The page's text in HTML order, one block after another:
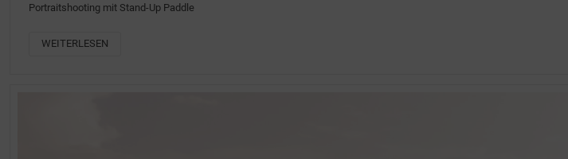
Portraitshooting mit Stand-Up Paddle
WEITERLESEN